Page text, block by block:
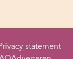
statement